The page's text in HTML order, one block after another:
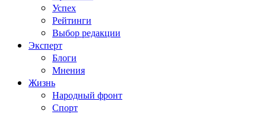
Успех
Рейтинги
Выбор редакции
Эксперт
Блоги
Мнения
Жизнь
Народный фронт
Спорт